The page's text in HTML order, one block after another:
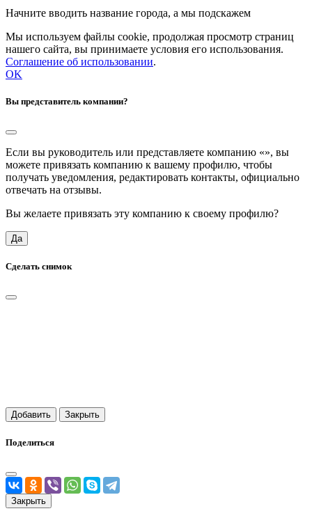
Начните вводить название города, а мы подскажем
Мы используем файлы cookie, продолжая просмотр страниц
нашего сайта, вы принимаете условия его использования.
Соглашение об использовании.
OK
Вы представитель компании?
Если вы руководитель или представляете компанию «», вы
можете привязать компанию к вашему профилю, чтобы
получать уведомления, редактировать контакты, официально
отвечать на отзывы.
Вы желаете привязать эту компанию к своему профилю?
Да
Сделать снимок
Добавить Закрыть
Поделиться
Закрыть